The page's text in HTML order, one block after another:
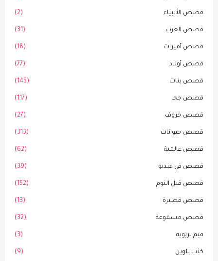
قصص الأنبياء (2)
قصص العرب (31)
قصص أميرات (18)
قصص أولاد (77)
قصص بنات (145)
قصص جحا (117)
قصص حروف (27)
قصص حيوانات (313)
قصص عالمية (62)
قصص في فيديو (39)
قصص قبل النوم (152)
قصص قصيرة (13)
قصص مسموعة (32)
قيم تربوية (3)
كتب تلوين (9)